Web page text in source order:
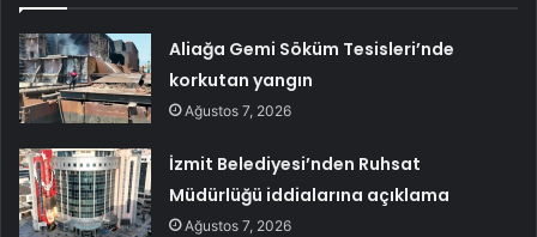
Aliağa Gemi Söküm Tesisleri’nde
korkutan yangın
Ağustos 7, 2026
İzmit Belediyesi’nden Ruhsat
Müdürlüğü iddialarına açıklama
Ağustos 7, 2026